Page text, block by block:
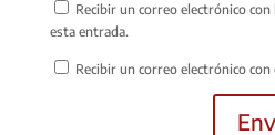
Recibir un correo electrónico
esta entrada.
Recibir un correo electrónico con